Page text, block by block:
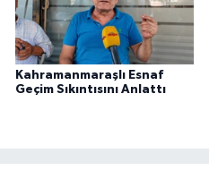
Kahramanmaraşlı Esnaf
Geçim Sıkıntısını Anlattı